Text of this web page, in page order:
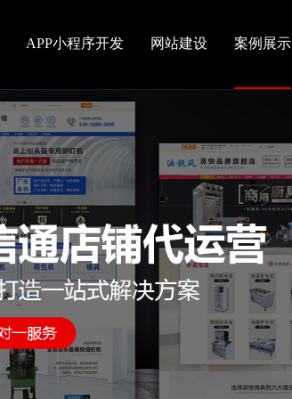
APP小程序开发 网站建设 案例展示